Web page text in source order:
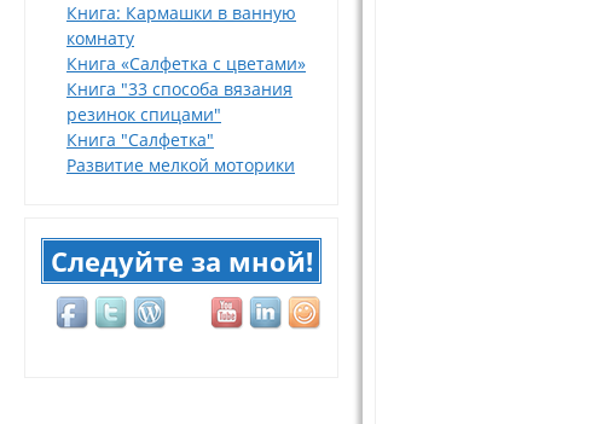
Книга: Кармашки в ванную
комнату
Книга «Салфетка с цветами»
Книга "33 способа вязания
резинок спицами"
Книга "Салфетка"
Развитие мелкой моторики
Следуйте за мной!